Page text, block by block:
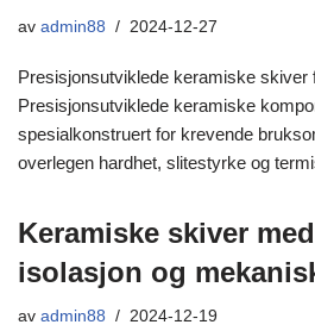
av admin88 2024-12-27
Presisjonsutviklede keramiske skiver
Presisjonsutviklede keramiske
spesialkonstruert for krevende
overlegen hardhet, slitestyrke og
Keramiske skiver
isolasjon og
av admin88 2024-12-19